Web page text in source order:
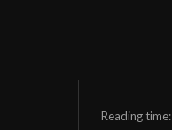
Reading time: